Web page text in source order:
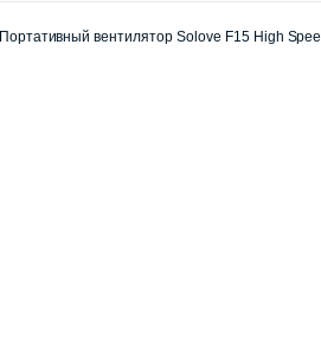
Портативный вентилятор Solove F15 High